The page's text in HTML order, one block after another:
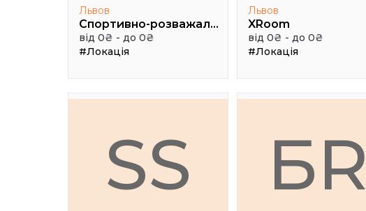
Львов
Спортивно-розважальний комплекс "Медик"
від 0₴ - до 0₴
#Локація
Львов
XRoom
від 0₴ - до 0₴
#Локація
SS БR